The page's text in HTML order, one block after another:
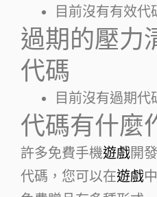
目前沒有有效代
過期的壓力
代碼
目前沒有過期代
代碼有什麼
許多免費手機遊戲開
代碼，您可以在遊戲